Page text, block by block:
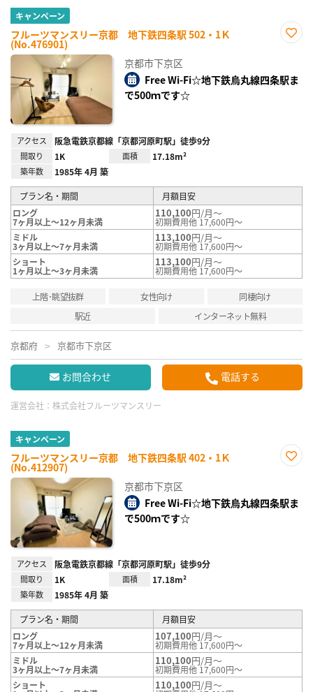
キャンペーン
フルーツマンスリー京都 地下鉄四条駅 502・1Ｋ
(No.476901)
録
京都市下京区
Free Wi-Fi☆地下鉄烏丸線四条駅ま
で500ｍです☆
アクセス 阪急電鉄京都線「京都河原町駅」徒歩9分
間取り 1K 面積 17.18m²
築年数 1985年 4月 築
プラン名・期間
月額目安
ロング
7ヶ月以上～12ヶ月未満
110,100円/月～
初期費用他 17,600円～
ミドル
3ヶ月以上～7ヶ月未満
113,100円/月～
初期費用他 17,600円～
ショート
1ヶ月以上～3ヶ月未満
113,100円/月～
初期費用他 17,600円～
上階･眺望抜群 女性向け
同棲向け
駅近
インターネット無料
京都府 京都市下京区
お問合わせ 電話する
運営会社： 株式会社フルーツマンスリー
キャンペーン
フルーツマンスリー京都 地下鉄四条駅 402・1Ｋ
(No.412907)
録
京都市下京区
Free Wi-Fi☆地下鉄烏丸線四条駅ま
で500ｍです☆
アクセス 阪急電鉄京都線「京都河原町駅」徒歩9分
間取り 1K 面積 17.18m²
築年数 1985年 4月 築
プラン名・期間
月額目安
ロング
7ヶ月以上～12ヶ月未満
107,100円/月～
初期費用他 17,600円～
ミドル
3ヶ月以上～7ヶ月未満
110,100円/月～
初期費用他 17,600円～
ショート
110,100円/月～